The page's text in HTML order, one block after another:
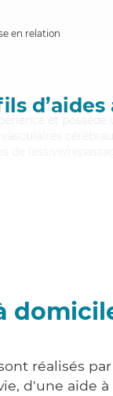
en relation
d’aides
et possède
réalisés
d'une aide